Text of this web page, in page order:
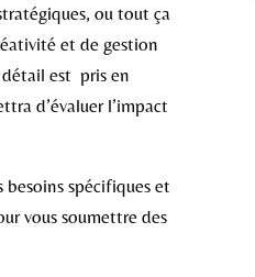
ou tout ça
et de gestion
est pris en
d’évaluer l’impact
spécifiques et
vous soumettre des